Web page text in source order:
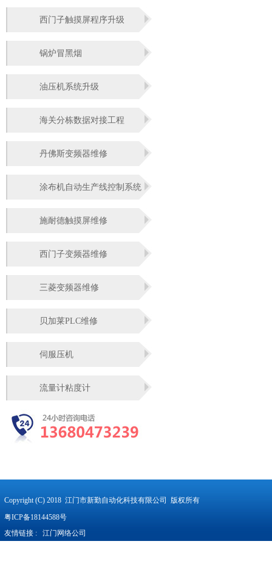
西门子触摸屏程序升级
锅炉冒黑烟
油压机系统升级
海关分栋数据对接工程
丹佛斯变频器维修
涂布机自动生产线控制系统
施耐德触摸屏维修
西门子变频器维修
三菱变频器维修
贝加莱PLC维修
伺服压机
流量计粘度计
Copyright (C) 2018 江门市新勤自动化科技有限公司 版权所有
粤ICP备18144588号
友情链接 :江门网络公司